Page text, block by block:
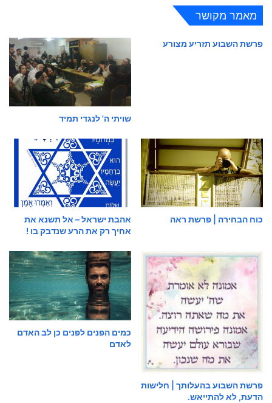
מאמר מקושר
פרשת השבוע תזריע מצורע
שויתי ה' לנגדי תמיד
כוח הבחירה | פרשת ראה
אהבת ישראל – אל תשנא את
אחיך רק את הרע שנדבק בו !
פרשת השבוע בהעלותך | חלישות
הדעת, לא להתייאש.
כמים הפנים לפנים כן לב האדם
לאדם